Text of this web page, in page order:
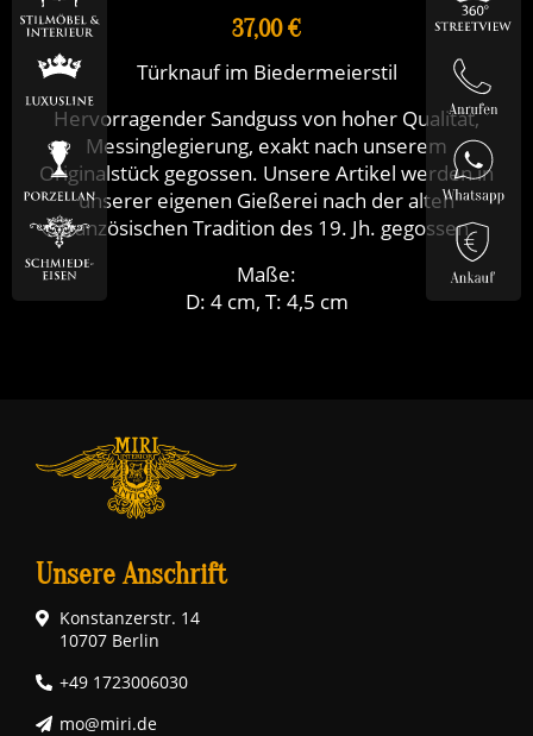
37,00 €
Türknauf im Biedermeierstil
Hervorragender Sandguss von hoher Qualität,
Messinglegierung, exakt nach unserem
Originalstück gegossen. Unsere Artikel werden in
unserer eigenen Gießerei nach der alten
französischen Tradition des 19. Jh. gegossen.
Maße:
D: 4 cm, T: 4,5 cm
Unsere Anschrift
Konstanzerstr. 14
10707 Berlin
+49 1723006030
mo@miri.de